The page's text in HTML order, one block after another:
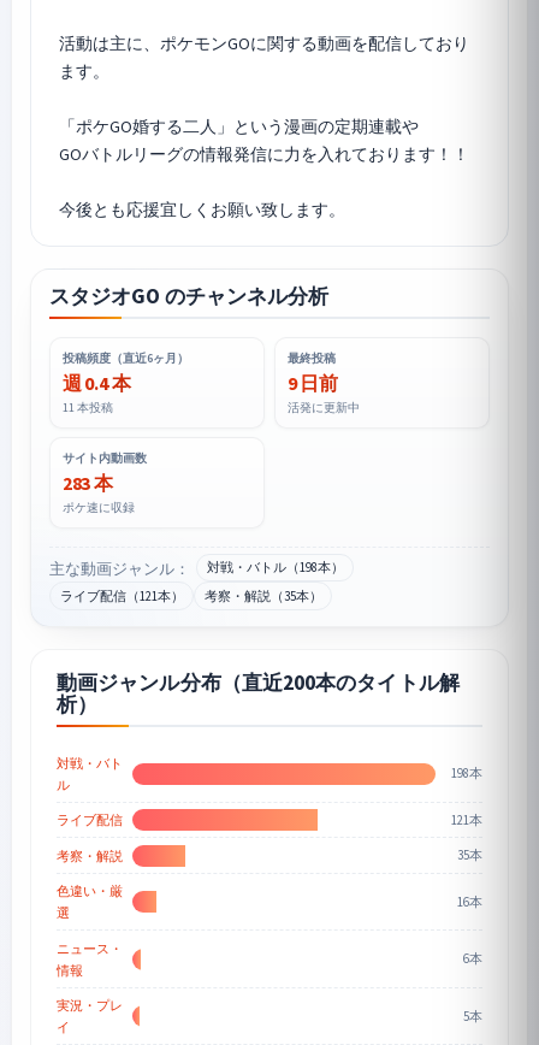
活動は主に、 ポケモンGOに関する動画を配信しており
ます。
「ポケGO婚する二人」という漫画の定期連載や
GOバトルリーグの情報発信に力を入れております！！
スタジオGO のチャンネル分析
投稿頻度（直近6ヶ月）
週 0.4 本
11 本投稿
最終投稿
9 日前
活発に更新中
サイト内動画数
283 本
ポケ速に収録
主な動画ジャンル：
対戦・バトル（198本）
ライブ配信（121本）
考察・解説（35本）
動画ジャンル分布（直近200本のタイトル解
析）
対戦・バト
ル
198本
ライブ配信 121本
考察・解説 35本
色違い・厳
選
16本
ニュース・
情報
6本
実況・プレ
イ
5本